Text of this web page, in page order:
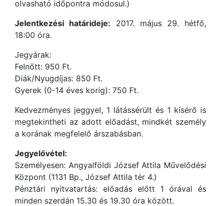
olvasható időpontra módosul.)
Jelentkezési határideje: 2017. május 29. hétfő,
18:00 óra.
Jegyárak:
Felnőtt: 950 Ft.
Diák/Nyugdíjas: 850 Ft.
Gyerek (0-14 éves korig): 750 Ft.
Kedvezményes jeggyel, 1 látássérült és 1 kísérő is
megtekintheti az adott előadást, mindkét személy
a korának megfelelő árszabásban.
Jegyelővétel:
Személyesen: Angyalföldi József Attila Művelődési
Központ (1131 Bp., József Attila tér 4.)
Pénztári nyitvatartás: előadás előtt 1 órával és
minden szerdán 15.30 és 19.30 óra között.